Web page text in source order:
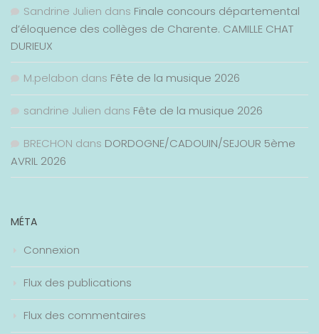
Sandrine Julien dans Finale concours départemental
d’éloquence des collèges de Charente. CAMILLE CHAT
DURIEUX
M.pelabon dans Fête de la musique 2026
sandrine Julien dans Fête de la musique 2026
BRECHON dans DORDOGNE/CADOUIN/SEJOUR 5ème
AVRIL 2026
MÉTA
Connexion
Flux des publications
Flux des commentaires